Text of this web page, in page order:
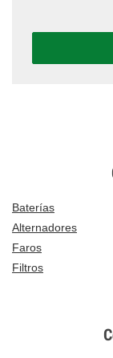
Baterías
Alternadores
Faros
Filtros